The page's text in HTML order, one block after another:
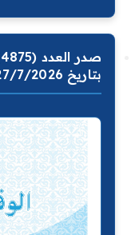
بتاريخ 27/7/2026